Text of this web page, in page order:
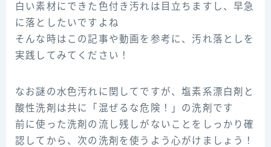
白い素材にできた色付き汚れは目立ちますし、早急
に落としたいですよね
そんな時はこの記事や動画を参考に、汚れ落としを
実践してみてください！
なお謎の水色汚れに関してですが、塩素系漂白剤と
酸性洗剤は共に「混ぜるな危険！」の洗剤です
前に使った洗剤の流し残しがないことをしっかり確
認してから、次の洗剤を使うよう心がけましょう！